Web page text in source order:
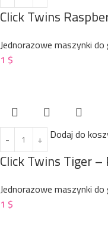
Click Twins
Jednorazowe maszynki
1 $
Dodaj do
Click Twins Tiger
Jednorazowe maszynki
1 $